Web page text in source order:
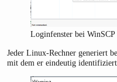
Loginfenster bei WinSCP
Jeder Linux-Rechner generiert
mit dem er eindeutig